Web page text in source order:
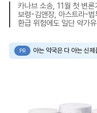
카나브 소송, 11월 첫 변론
보령-김앤장, 아스트라-법
환급 위험에도 일단 약가
PR 아는 약국은 다 아는 신제